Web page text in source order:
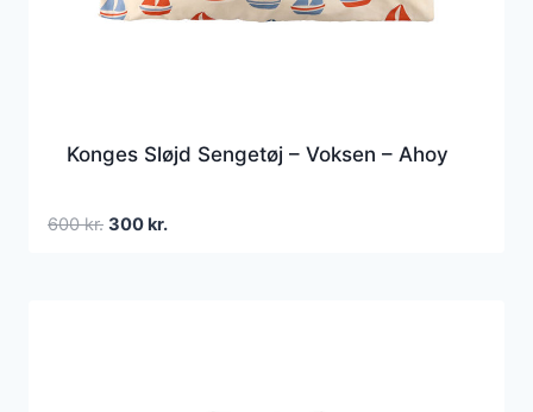
Konges Sløjd Sengetøj – Voksen – Ahoy
600kr. Den
300kr.Den